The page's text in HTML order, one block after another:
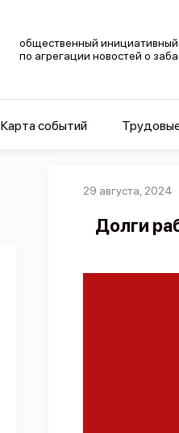
общественный
по агрегации новостей о
Карта событий
29 августа, 2024
Долги